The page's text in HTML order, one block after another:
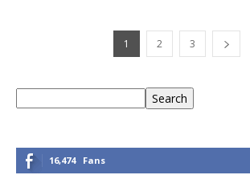
1 2 3
Search
16,474 Fans